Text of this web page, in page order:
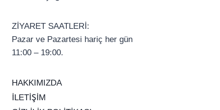
ZİYARET SAATLERİ:
Pazar ve Pazartesi hariç her gün
11:00 – 19:00.
HAKKIMIZDA
İLETİŞİM